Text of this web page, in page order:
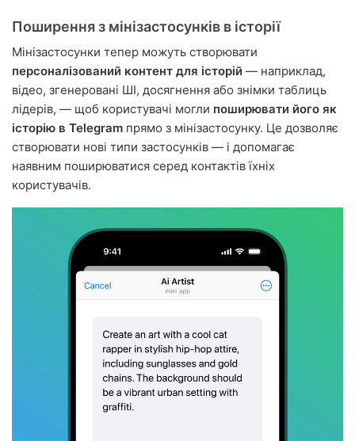
Поширення з мінізастосунків в історії
Мінізастосунки тепер можуть створювати
персоналізований контент для історій — наприклад,
відео, згенеровані ШІ, досягнення або знімки таблиць
лідерів, — щоб користувачі могли поширювати його як
історію в Telegram прямо з мінізастосунку. Це дозволяє
створювати нові типи застосунків — і допомагає
наявним поширюватися серед контактів їхніх
користувачів.